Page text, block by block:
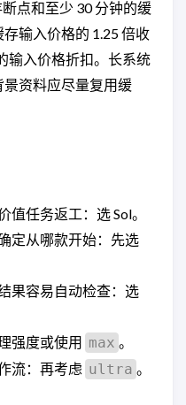
点和至少 30 分钟的缓
输入价格的 1.25 倍收
输入价格折扣。长系统
资料应尽量复用缓
任务返工：选 Sol。
定从哪款开始：先选
果容易自动检查：选
强度或使用 max 。
流：再考虑 ultra 。